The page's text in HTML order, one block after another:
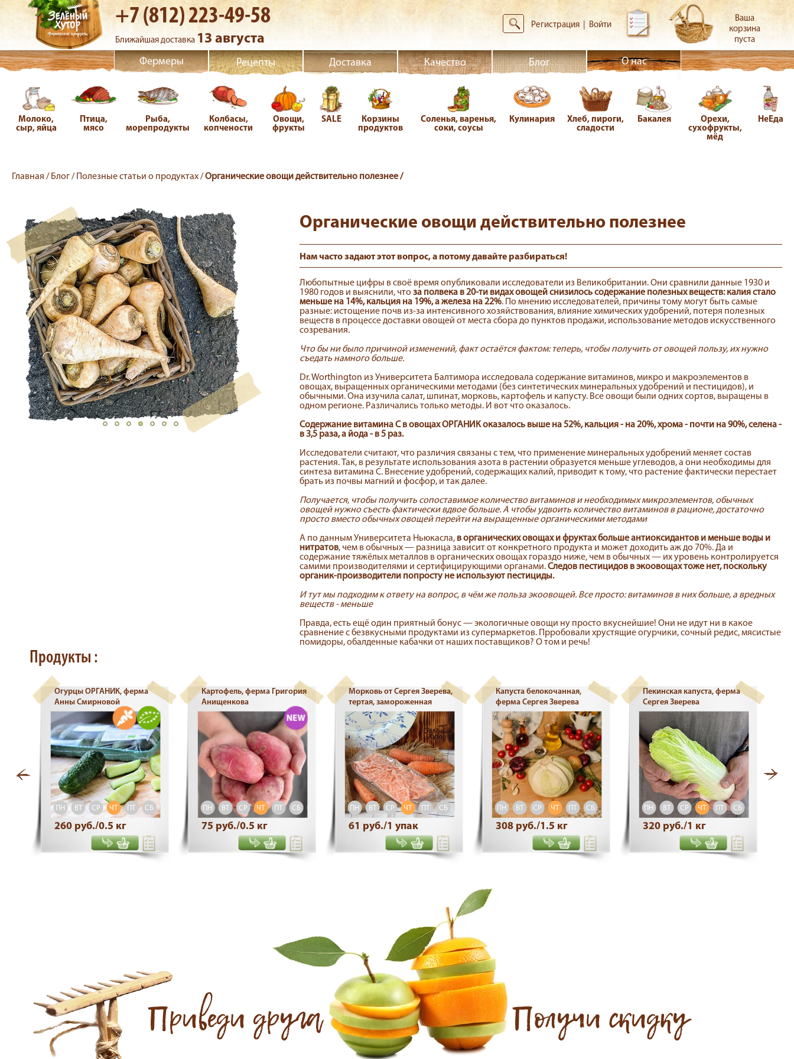
+7 (812) 223-49-58
Ближайшая доставка 13 августа
Регистрация Войти
Ваша
корзина
пуста
Фермеры Рецепты Доставка Качество Блог О нас
Молоко,
сыр, яйца
Птица,
мясо
Рыба,
морепродукты
Колбасы,
копчености
Овощи,
фрукты
SALE
Корзины
продуктов
Соленья, варенья,
соки, соусы
Кулинария
Хлеб, пироги,
сладости
Бакалея
Орехи,
сухофрукты,
мёд
НеЕда
Главная / Блог / Полезные статьи о продуктах /Органические овощи действительно полезнее /
Органические овощи действительно полезнее
Нам часто задают этот вопрос, а потому давайте разбираться!
Любопытные цифры в своё время опубликовали исследователи из Великобритании. Они сравнили данные 1930 и
1980 годов и выяснили, чтоза полвека в 20-ти видах овощей снизилось содержание полезных веществ: калия стало
меньше на 14%, кальция на 19%, а железа на 22%. По мнению исследователей, причины тому могут быть самые
разные: истощение почв из-за интенсивного хозяйствования, влияние химических удобрений, потеря полезных
веществ в процессе доставки овощей от места сбора до пунктов продажи, использование методов искусственного
созревания.
Что бы ни было причиной изменений, факт остаётся фактом: теперь, чтобы получить от овощей пользу, их нужно
съедать намного больше.
Dr. Worthington из Университета Балтимора исследовала содержание витаминов, микро и макроэлементов в
овощах, выращенных органическими методами (без синтетических минеральных удобрений и пестицидов), и
обычными. Она изучила салат, шпинат, морковь, картофель и капусту. Все овощи были одних сортов, выращены в
одном регионе. Различались только методы. И вот что оказалось.
Содержание витамина С в овощах ОРГАНИК оказалось выше на 52%, кальция - на 20%, хрома - почти на 90%, селена -
в 3,5 раза, а йода - в 5 раз.
Исследователи считают, что различия связаны с тем, что применение минеральных удобрений меняет состав
растения. Так, в результате использования азота в растении образуется меньше углеводов, а они необходимы для
синтеза витамина С. Внесение удобрений, содержащих калий, приводит к тому, что растение фактически перестает
брать из почвы магний и фосфор, и так далее.
Получается, чтобы получить сопоставимое количество витаминов и необходимых микроэлементов, обычных
овощей нужно съесть фактически вдвое больше. А чтобы удвоить количество витаминов в рационе, достаточно
просто вместо обычных овощей перейти на выращенные органическими методами
А по данным Университета Ньюкасла, в органических овощах и фруктах больше антиоксидантов и меньше воды и
нитратов, чем в обычных — разница зависит от конкретного продукта и может доходить аж до 70%. Да и
содержание тяжёлых металлов в органических овощах гораздо ниже, чем в обычных — их уровень контролируется
самими производителями и сертифицирующими органами.Следов пестицидов в экоовощах тоже нет, поскольку
органик-производители попросту не используют пестициды.
И тут мы подходим к ответу на вопрос, в чём же польза экоовощей. Все просто: витаминов в них больше, а вредных
веществ - меньше
Правда, есть ещё один приятный бонус — экологичные овощи ну просто вкуснейшие! Они не идут ни в какое
сравнение с безвкусными продуктами из супермаркетов. Прробовали хрустящие огурчики, сочный редис, мясистые
помидоры, обалденные кабачки от наших поставщиков? О том и речь!
Продукты :
Огурцы ОРГАНИК, ферма
Анны Смирновой
ПН ВТ СР ЧТ ПТ СБ
260 руб./0.5 кг
Картофель, ферма Григория
Анищенкова
ПН ВТ СР ЧТ ПТ СБ
75 руб./0.5 кг
Морковь от Сергея Зверева,
тертая, замороженная
ПН ВТ СР ЧТ ПТ СБ
61 руб./1 упак
Капуста белокочанная,
ферма Сергея Зверева
ПН ВТ СР ЧТ ПТ СБ
308 руб./1.5 кг
Пекинская капуста, ферма
Сергея Зверева
ПН ВТ СР ЧТ ПТ СБ
320 руб./1 кг
Приведи друга Получи скидку